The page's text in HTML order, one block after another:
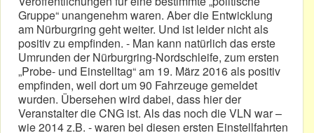
Gruppe“ unangenehm waren. Aber die Entwicklung
am Nürburgring geht weiter. Und ist leider nicht als
positiv zu empfinden. - Man kann natürlich das erste
Umrunden der Nürburgring-Nordschleife, zum ersten
„Probe- und Einstelltag“ am 19. März 2016 als positiv
empfinden, weil dort um 90 Fahrzeuge gemeldet
wurden. Übersehen wird dabei, dass hier der
Veranstalter die CNG ist. Als das noch die VLN war –
wie 2014 z.B. - waren bei diesen ersten Einstellfahrten